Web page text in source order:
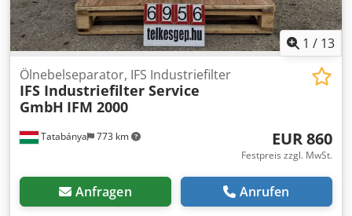
1 / 13
Tatabánya 773 km
Ölnebelseparator, IFS Industriefilter
IFS Industriefilter Service
GmbH IFM 2000
EUR 860
Festpreis zzgl. MwSt.
Anfragen Anrufen